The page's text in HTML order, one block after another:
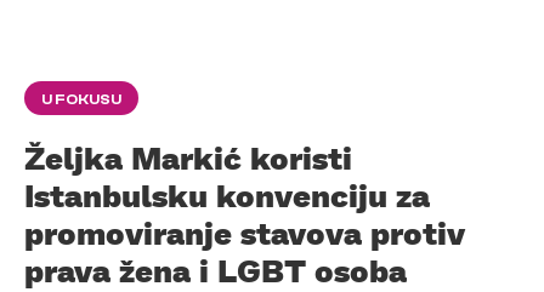
U FOKUSU
Željka Markić koristi
Istanbulsku konvenciju za
promoviranje stavova protiv
prava žena i LGBT osoba